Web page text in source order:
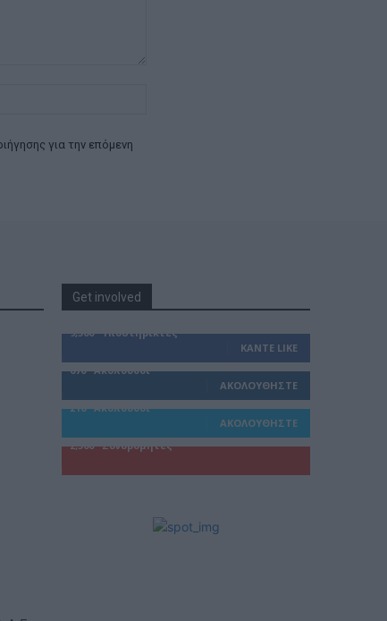
για την επόμενη
Get involved
9,500
Υποστηρικτές
ΚΆΝΤΕ LIKE
670
Ακόλουθοι
ΑΚΟΛΟΥΘΉΣΤΕ
216
Ακόλουθοι
ΑΚΟΛΟΥΘΉΣΤΕ
2,500
Συνδρομητές
ΓΊΝΕΤΕ ΣΥΝΔΡΟΜΗΤΉΣ